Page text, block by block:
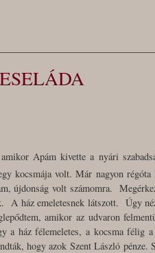
Apám kivette a nyári
kocsmája volt. Már nagyon
újdonság volt számomra.
ház emeletesnek látszott. Úgy
amikor az udvaron
a ház félemeletes, a kocsma félig
hogy azok Szent László pénze.